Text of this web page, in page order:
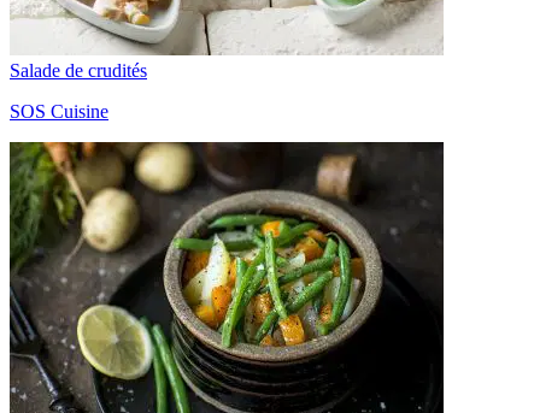
Salade de crudités
SOS Cuisine